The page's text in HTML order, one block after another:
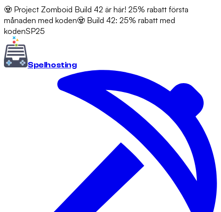
🧟 Project Zomboid Build 42 är här! 25% rabatt första
månaden med koden🧟 Build 42: 25% rabatt med
kodenSP25
Spelhosting